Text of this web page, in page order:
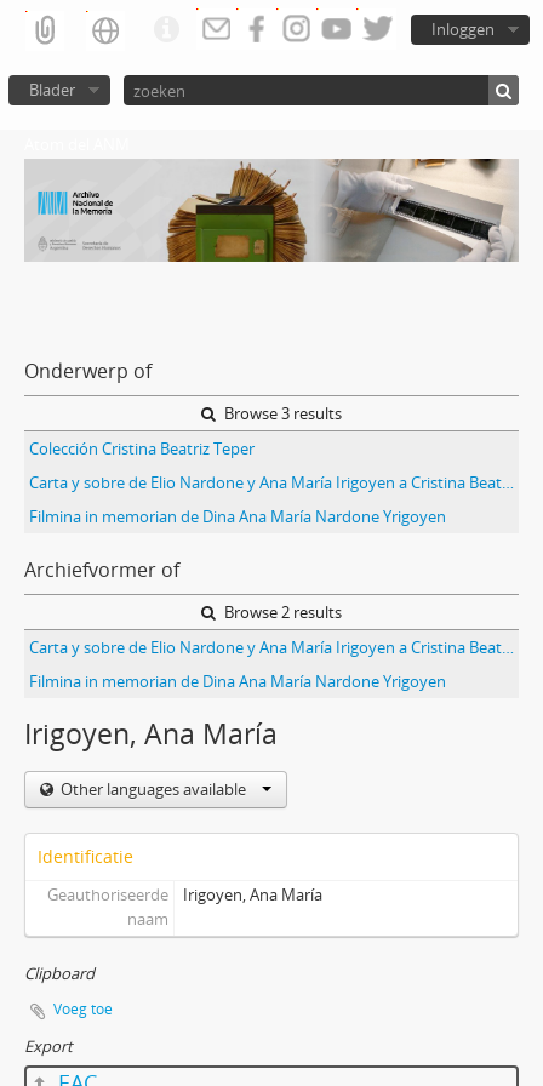
Inloggen
Blader
Onderwerp of
Browse 3 results
Colección Cristina Beatriz Teper
Carta y sobre de Elio Nardone y Ana María Irigoyen a Cristina Beatriz Teper
Filmina in memorian de Dina Ana María Nardone Yrigoyen
Archiefvormer of
Browse 2 results
Carta y sobre de Elio Nardone y Ana María Irigoyen a Cristina Beatriz Teper
Filmina in memorian de Dina Ana María Nardone Yrigoyen
Irigoyen, Ana María
Other languages available
Identificatie
Geauthoriseerde
naam
Irigoyen, Ana María
Clipboard
Voeg toe
Export